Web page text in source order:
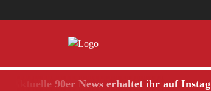
90er News erhaltet ihr auf